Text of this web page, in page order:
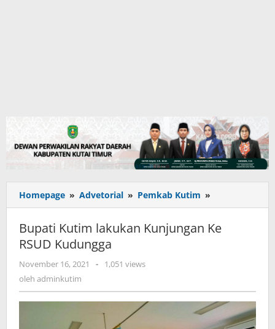
Homepage » Advetorial » Pemkab Kutim »
Kutim
Kunjungan
Bupati Kutim lakukan Kunjungan Ke
RSUD Kudungga
November 16, 2021
oleh
-
1,051 views
oleh adminkutim